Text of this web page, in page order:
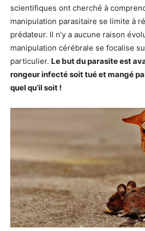
scientifiques ont cherché à
manipulation parasitaire se limite à
prédateur. Il n’y a aucune raison
manipulation cérébrale se focalise
particulier. Le but du parasite est
rongeur infecté soit tué et mangé
quel qu’il soit !